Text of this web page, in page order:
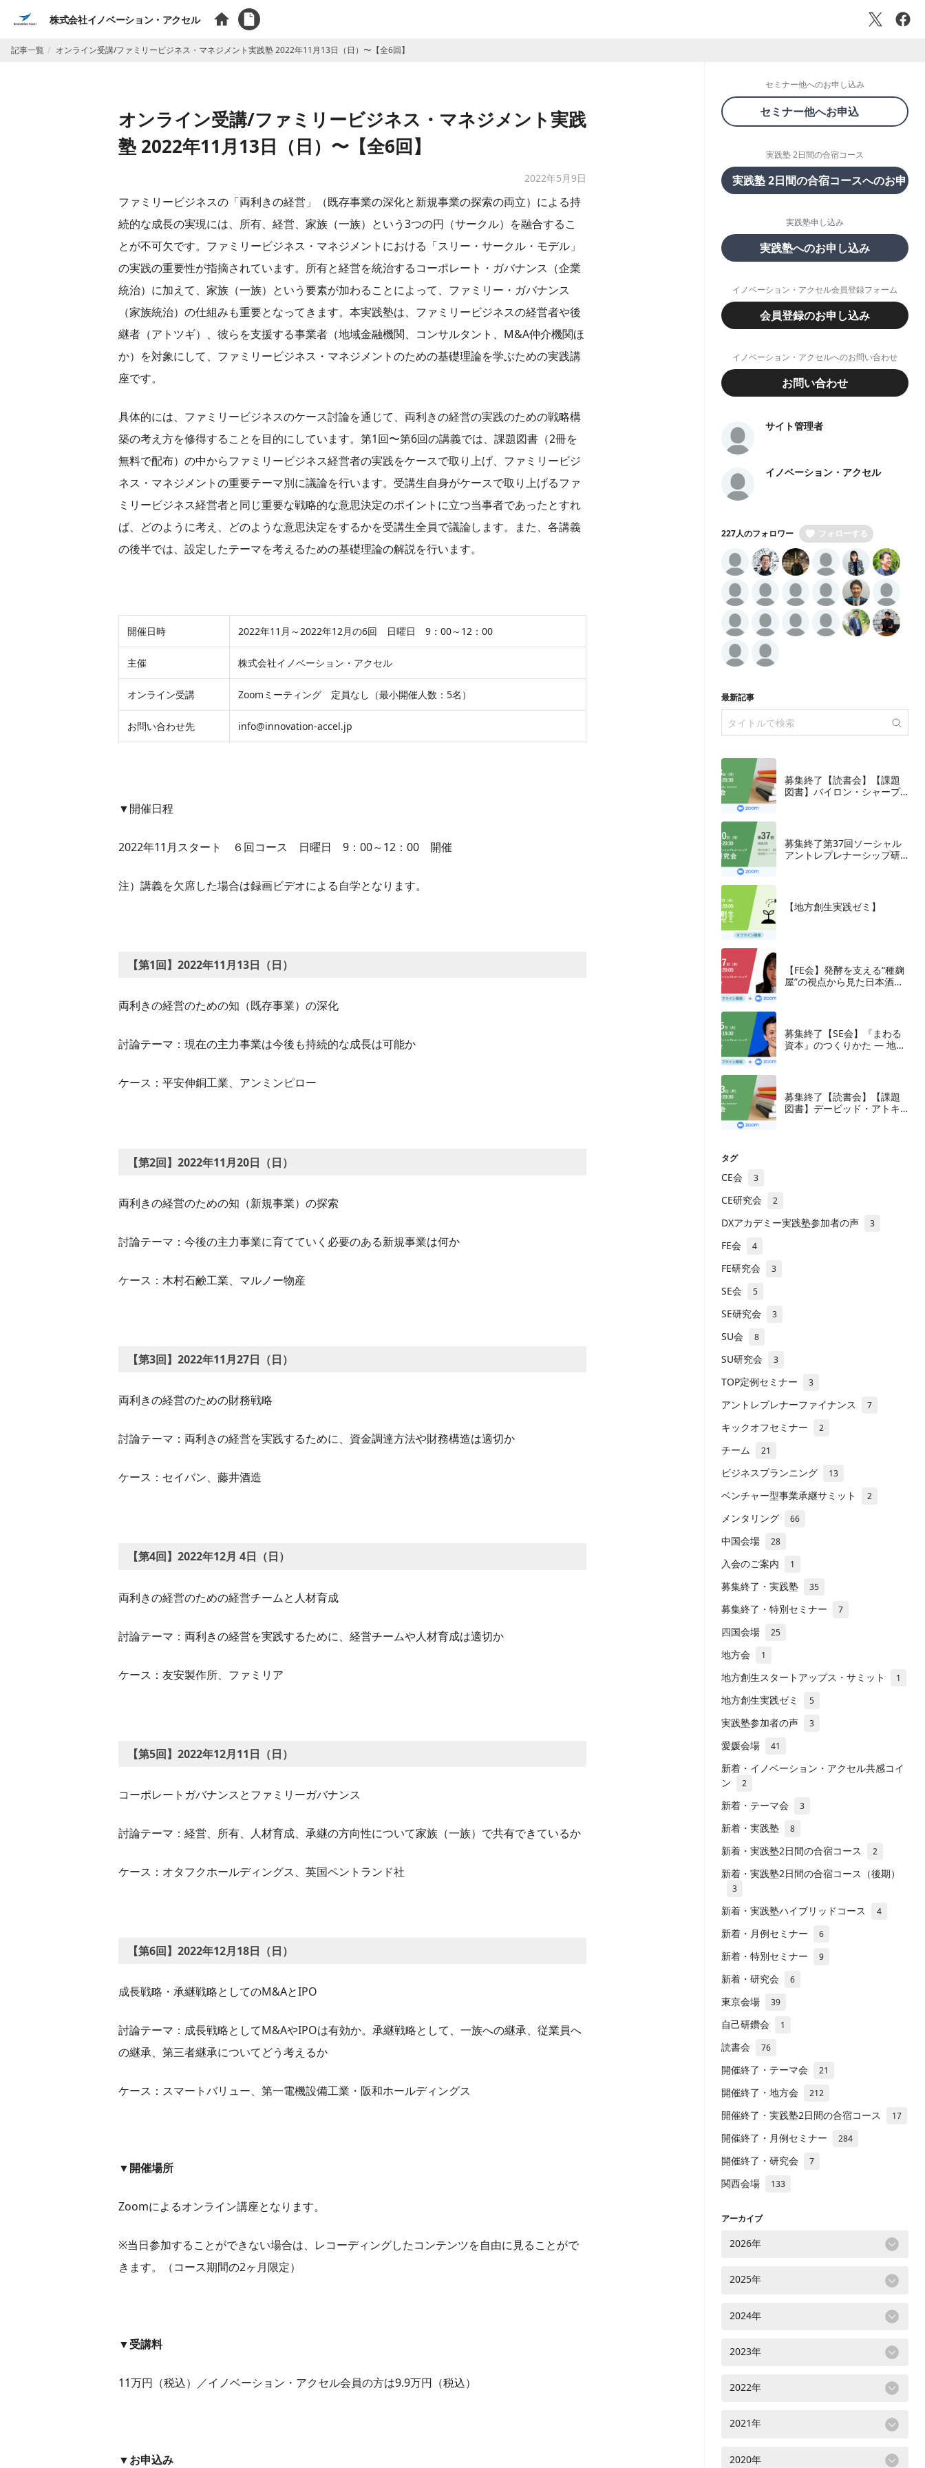
株式会社イノベーション・アクセル
記事一覧 オンライン受講/ファミリービジネス・マネジメント実践塾 2022年11月13日（日）〜【全6回】
オンライン受講/ファミリービジネス・マネジメント実践
塾 2022年11月13日（日）〜【全6回】
2022年5月9日
ファミリービジネスの「両利きの経営」（既存事業の深化と新規事業の探索の両立）による持
続的な成長の実現には、所有、経営、家族（一族）という3つの円（サークル）を融合するこ
とが不可欠です。ファミリービジネス・マネジメントにおける「スリー・サークル・モデル」
の実践の重要性が指摘されています。所有と経営を統治するコーポレート・ガバナンス（企業
統治）に加えて、家族（一族）という要素が加わることによって、ファミリー・ガバナンス
（家族統治）の仕組みも重要となってきます。本実践塾は、ファミリービジネスの経営者や後
継者（アトツギ）、彼らを支援する事業者（地域金融機関、コンサルタント、M&A仲介機関ほ
か）を対象にして、ファミリービジネス・マネジメントのための基礎理論を学ぶための実践講
座です。
具体的には、ファミリービジネスのケース討論を通じて、両利きの経営の実践のための戦略構
築の考え方を修得することを目的にしています。第1回〜第6回の講義では、課題図書（2冊を
無料で配布）の中からファミリービジネス経営者の実践をケースで取り上げ、ファミリービジ
ネス・マネジメントの重要テーマ別に議論を行います。受講生自身がケースで取り上げるファ
ミリービジネス経営者と同じ重要な戦略的な意思決定のポイントに立つ当事者であったとすれ
ば、どのように考え、どのような意思決定をするかを受講生全員で議論します。また、各講義
の後半では、設定したテーマを考えるための基礎理論の解説を行います。
開催日時 2022年11月～2022年12月の6回 日曜日 9：00～12：00
主催 株式会社イノベーション・アクセル
オンライン受講 Zoomミーティング 定員なし（最小開催人数：5名）
お問い合わせ先 info@innovation-accel.jp
▼開催日程
2022年11月スタート ６回コース 日曜日 9：00～12：00 開催
注）講義を欠席した場合は録画ビデオによる自学となります。
【第1回】2022年11月13日（日）
両利きの経営のための知（既存事業）の深化
討論テーマ：現在の主力事業は今後も持続的な成長は可能か
ケース：平安伸銅工業、アンミンピロー
【第2回】2022年11月20日（日）
両利きの経営のための知（新規事業）の探索
討論テーマ：今後の主力事業に育てていく必要のある新規事業は何か
ケース：木村石鹸工業、マルノー物産
【第3回】2022年11月27日（日）
両利きの経営のための財務戦略
討論テーマ：両利きの経営を実践するために、資金調達方法や財務構造は適切か
ケース：セイバン、藤井酒造
【第4回】2022年12月 4日（日）
両利きの経営のための経営チームと人材育成
討論テーマ：両利きの経営を実践するために、経営チームや人材育成は適切か
ケース：友安製作所、ファミリア
【第5回】2022年12月11日（日）
コーポレートガバナンスとファミリーガバナンス
討論テーマ：経営、所有、人材育成、承継の方向性について家族（一族）で共有できているか
ケース：オタフクホールディングス、英国ペントランド社
【第6回】2022年12月18日（日）
成長戦略・承継戦略としてのM&AとIPO
討論テーマ：成長戦略としてM&AやIPOは有効か。承継戦略として、一族への継承、従業員へ
の継承、第三者継承についてどう考えるか
ケース：スマートバリュー、第一電機設備工業・阪和ホールディングス
▼開催場所
Zoomによるオンライン講座となります。
※当日参加することができない場合は、レコーディングしたコンテンツを自由に見ることがで
きます。（コース期間の2ヶ月限定）
▼受講料
11万円（税込）／イノベーション・アクセル会員の方は9.9万円（税込）
▼お申込み
セミナー他へのお申し込み
セミナー他へお申込
実践塾 2日間の合宿コース
実践塾 2日間の合宿コースへのお申し
実践塾申し込み
実践塾へのお申し込み
イノベーション・アクセル会員登録フォーム
会員登録のお申し込み
イノベーション・アクセルへのお問い合わせ
お問い合わせ
サイト管理者
イノベーション・アクセル
227人のフォロワー フォローする
最新記事
募集終了【読書会】【課題
図書】バイロン・シャープ
版、2018年
募集終了第37回ソーシャル
アントレプレナーシップ研
【地方創生実践ゼミ】
【FE会】発酵を支える“種麹
屋”の視点から見た日本酒産
募集終了【SE会】『まわる
資本』のつくりかた — 地方
募集終了【読書会】【課題
図書】デービッド・アトキ
タグ
CE会 3
CE研究会 2
DXアカデミー実践塾参加者の声 3
FE会 4
FE研究会 3
SE会 5
SE研究会 3
SU会 8
SU研究会 3
TOP定例セミナー 3
アントレプレナーファイナンス 7
キックオフセミナー 2
チーム 21
ビジネスプランニング 13
ベンチャー型事業承継サミット 2
メンタリング 66
中国会場 28
入会のご案内 1
募集終了・実践塾 35
募集終了・特別セミナー 7
四国会場 25
地方会 1
地方創生スタートアップス・サミット 1
地方創生実践ゼミ 5
実践塾参加者の声 3
愛媛会場 41
新着・イノベーション・アクセル共感コイ
ン
2
新着・テーマ会 3
新着・実践塾 8
新着・実践塾2日間の合宿コース 2
新着・実践塾2日間の合宿コース（後期）
3
新着・実践塾ハイブリッドコース 4
新着・月例セミナー 6
新着・特別セミナー 9
新着・研究会 6
東京会場 39
自己研鑽会 1
読書会 76
開催終了・テーマ会 21
開催終了・地方会 212
開催終了・実践塾2日間の合宿コース 17
開催終了・月例セミナー 284
開催終了・研究会 7
関西会場 133
アーカイブ
2026年
2025年
2024年
2023年
2022年
2021年
2020年